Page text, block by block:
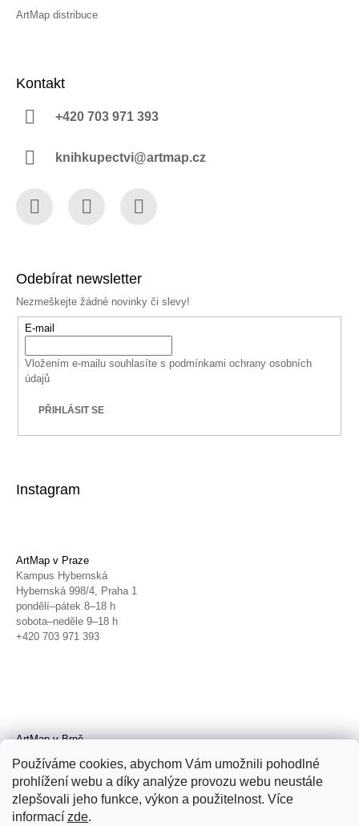
Používáme cookies, abychom Vám umožnili pohodlné
prohlížení webu a díky analýze provozu webu neustále
zlepšovali jeho funkce, výkon a použitelnost. Více
informací zde.
ArtMap distribuce
Kontakt
+420 703 971 393
knihkupectvi@artmap.cz
Odebírat newsletter
Nezmeškejte žádné novinky či slevy!
E-mail
Vložením e-mailu souhlasíte s podmínkami ochrany osobních
údajů
PŘIHLÁSIT SE
Instagram
ArtMap v Praze
Kampus Hybernská
Hybernská 998/4, Praha 1
pondělí–pátek 8–18 h
sobota–neděle 9–18 h
+420 703 971 393
ArtMap v Brně
Radnická 4, Brno
úterý–pátek 11–19 h
sobota 14–19 h
+420 702 152 298